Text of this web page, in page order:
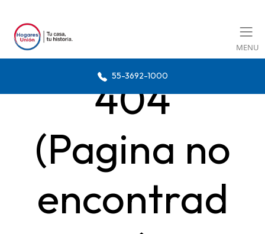
MENU
55-3692-1000
404
(Pagina no
encontrad